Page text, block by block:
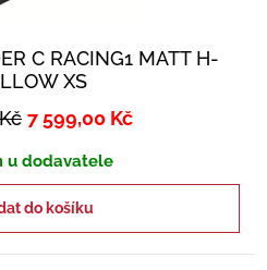
C RACING1 MATT H-
XS
Kč 7 599,00 Kč
u dodavatele
do košíku